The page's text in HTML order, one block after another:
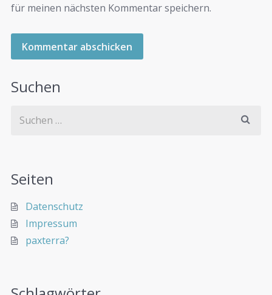
für meinen nächsten Kommentar speichern.
Suchen
Seiten
Datenschutz
Impressum
paxterra?